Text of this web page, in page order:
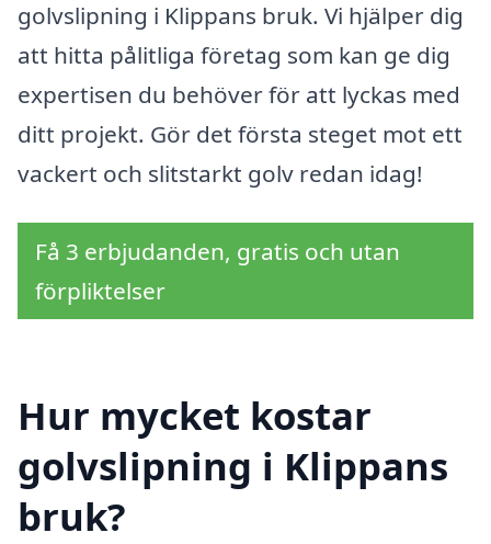
golvslipning i Klippans bruk. Vi hjälper dig
att hitta pålitliga företag som kan ge dig
expertisen du behöver för att lyckas med
ditt projekt. Gör det första steget mot ett
vackert och slitstarkt golv redan idag!
Få 3 erbjudanden, gratis och utan
förpliktelser
Hur mycket kostar
golvslipning i Klippans
bruk?